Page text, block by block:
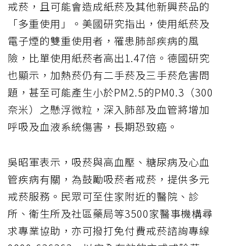
戒菸，且可能會造成紙菸及其他新興菸品的
「多重使用」。美國研究指出，使用紙菸及
電子煙的雙重使用者，罹患肺部疾病的風
險，比單使用紙菸者高出1.47倍。德國研究
也顯示，加熱菸仍有二手菸及三手菸危害問
題，甚至可能產生小於PM2.5的PM0.3（300
奈米）之懸浮微粒，深入肺部及血管將增加
呼吸及血液系統傷害，長期恐致癌。
吳昭軍表示，吸菸與高血壓、糖尿病及心血
管疾病有關，為鼓勵吸菸者戒菸，提供多元
戒菸服務。民眾可至住家附近的醫院、診
所、衛生所及社區藥局等3500家醫事機構尋
求專業協助，亦可撥打免付費戒菸諮詢專線